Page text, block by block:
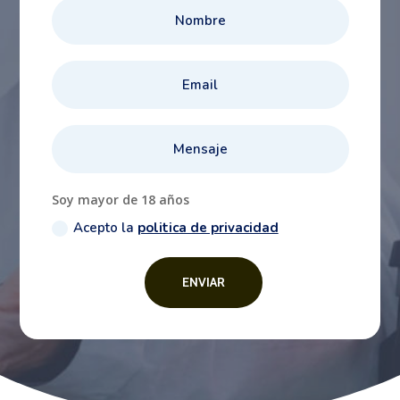
Soy mayor de 18 años
Acepto la politica de privacidad
ENVIAR